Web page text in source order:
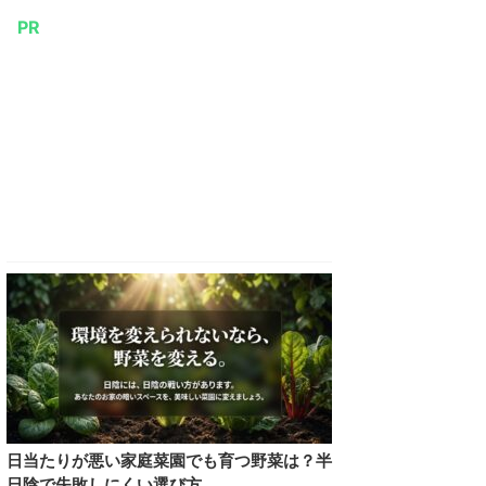
PR
日当たりが悪い家庭菜園でも育つ野菜は？半